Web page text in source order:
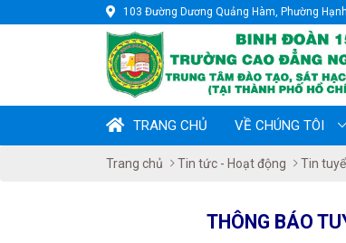
103 Đường Dương Quảng Hàm, Phường
TRANG CHỦ VỀ CHÚNG TÔI
Trang chủ Tin tức - Hoạt động Tin
THÔNG BÁO